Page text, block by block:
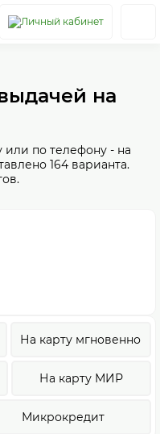
на
или по телефону - на
164 варианта.
На карту мгновенно
На карту МИР
Микрокредит